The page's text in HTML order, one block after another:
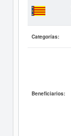
Categorías:
Beneficiarios: